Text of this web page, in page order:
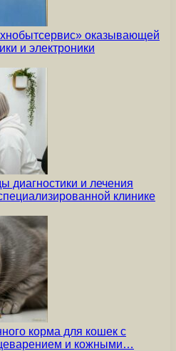
оказывающей
и электроники
диагностики и лечения
клинике
корма для кошек с
и кожными…